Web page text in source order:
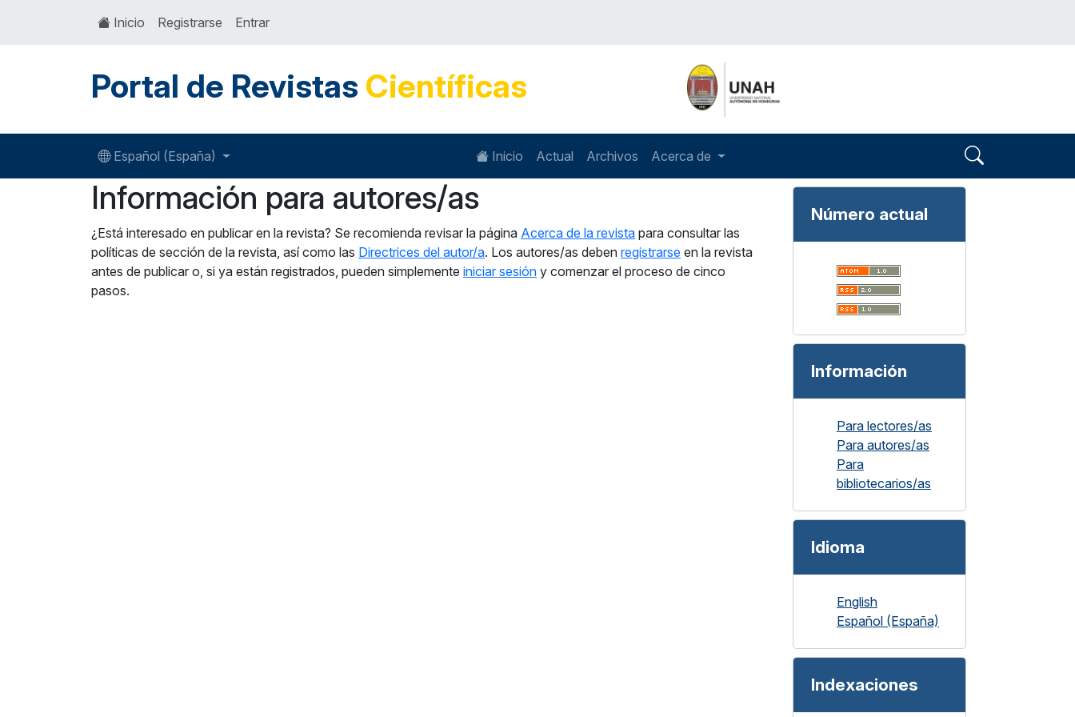
Inicio Registrarse Entrar
Portal de Revistas Científicas
Español (España) Inicio Actual Archivos Acerca de
Información para autores/as
¿Está interesado en publicar en la revista? Se recomienda revisar la página Acerca de la revista para consultar las
políticas de sección de la revista, así como las Directrices del autor/a. Los autores/as deben registrarse en la revista
antes de publicar o, si ya están registrados, pueden simplemente iniciar sesión y comenzar el proceso de cinco
pasos.
Número actual
Información
Para lectores/as
Para autores/as
Para
bibliotecarios/as
Idioma
English
Español (España)
Indexaciones